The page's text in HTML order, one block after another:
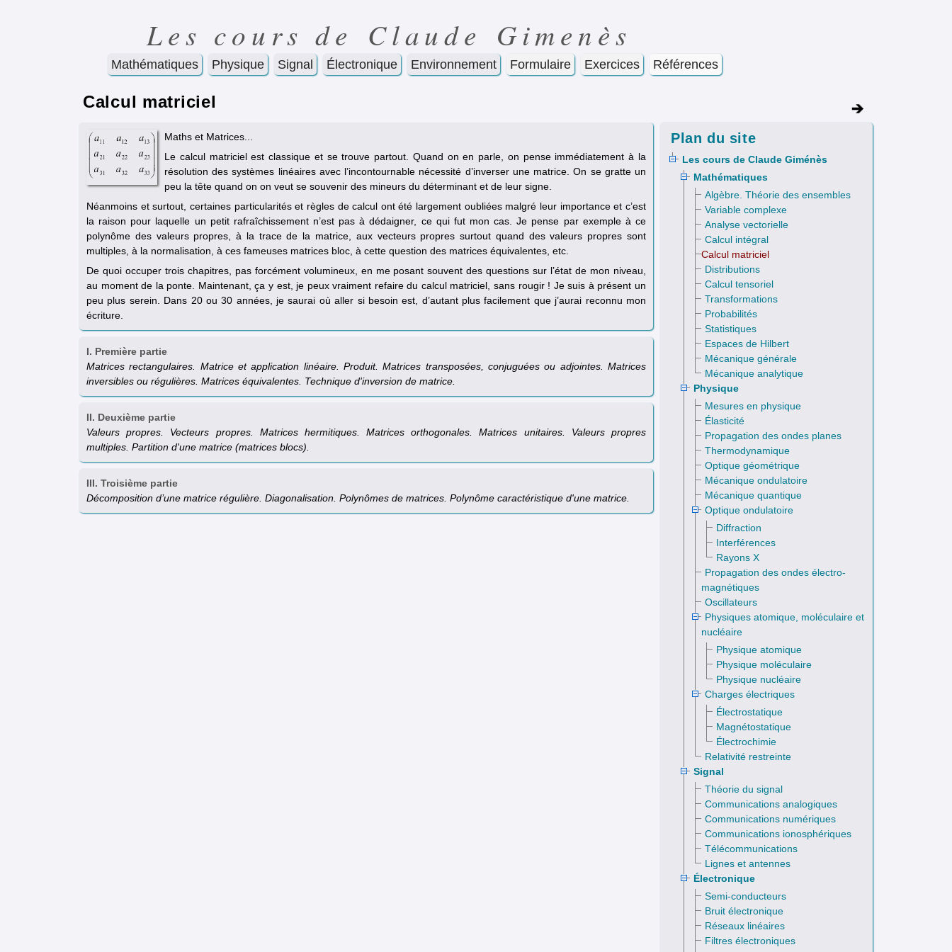
Les cours de Claude Gimenès
Mathématiques Physique Signal Électronique Environnement Formulaire Exercices Références
Calcul matriciel
Plan du site
Les cours de Claude Giménès
Mathématiques
Algèbre. Théorie des ensembles
Variable complexe
Analyse vectorielle
Calcul intégral
Calcul matriciel
Distributions
Calcul tensoriel
Transformations
Probabilités
Statistiques
Espaces de Hilbert
Mécanique générale
Mécanique analytique
Physique
Mesures en physique
Élasticité
Propagation des ondes planes
Thermodynamique
Optique géométrique
Mécanique ondulatoire
Mécanique quantique
Optique ondulatoire
Diffraction
Interférences
Rayons X
Propagation des ondes électro­
magnétiques
Oscillateurs
Physiques atomique, moléculaire et
nucléaire
Physique atomique
Physique moléculaire
Physique nucléaire
Charges électriques
Électrostatique
Magnétostatique
Électrochimie
Relativité restreinte
Signal
Théorie du signal
Communications analogiques
Communications numériques
Communications ionosphériques
Télécommunications
Lignes et antennes
Électronique
Semi-conducteurs
Bruit électronique
Réseaux linéaires
Filtres électroniques
Maths et Matrices...
Le calcul matriciel est classique et se trouve partout. Quand on en parle, on pense immédiatement à la
résolution des systèmes linéaires avec l’incontournable nécessité d’inverser une matrice. On se gratte un
peu la tête quand on on veut se souvenir des mineurs du déterminant et de leur signe.
Néanmoins et surtout, certaines particularités et règles de calcul ont été largement oubliées malgré leur importance et c’est
la raison pour laquelle un petit rafraîchissement n’est pas à dédaigner, ce qui fut mon cas. Je pense par exemple à ce
polynôme des valeurs propres, à la trace de la matrice, aux vecteurs propres surtout quand des valeurs propres sont
multiples, à la normalisation, à ces fameuses matrices bloc, à cette question des matrices équivalentes, etc.
De quoi occuper trois chapitres, pas forcément volumineux, en me posant souvent des questions sur l’état de mon niveau,
au moment de la ponte. Maintenant, ça y est, je peux vraiment refaire du calcul matriciel, sans rougir ! Je suis à présent un
peu plus serein. Dans 20 ou 30 années, je saurai où aller si besoin est, d’autant plus facilement que j’aurai reconnu mon
écriture.
I. Première partie
Matrices rectangulaires. Matrice et application linéaire. Produit. Matrices transposées, conjuguées ou adjointes. Matrices
inversibles ou régulières. Matrices équivalentes. Technique d'inversion de matrice.
II. Deuxième partie
Valeurs propres. Vecteurs propres. Matrices hermitiques. Matrices orthogonales. Matrices unitaires. Valeurs propres
multiples. Partition d'une matrice (matrices blocs).
III. Troisième partie
Décomposition d’une matrice régulière. Diagonalisation. Polynômes de matrices. Polynôme caractéristique d'une matrice.